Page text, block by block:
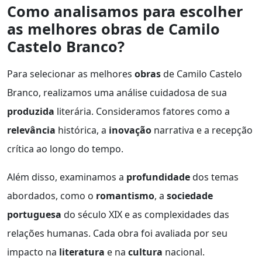
Como analisamos para escolher
as melhores obras de Camilo
Castelo Branco?
Para selecionar as melhores obrasde Camilo Castelo
Branco, realizamos uma análise cuidadosa de sua
produzida literária. Consideramos fatores como a
relevância histórica, a inovação narrativa e a recepção
crítica ao longo do tempo.
Além disso, examinamos a profundidadedos temas
abordados, como o romantismo, a sociedade
portuguesa do século XIX e as complexidades das
relações humanas. Cada obra foi avaliada por seu
impacto na literatura e na cultura nacional.